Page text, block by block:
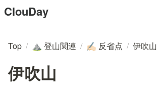
ClouDay
Top / ⛰️ 登山関連 / ✍🏻 反省点 / 伊吹山
伊吹山